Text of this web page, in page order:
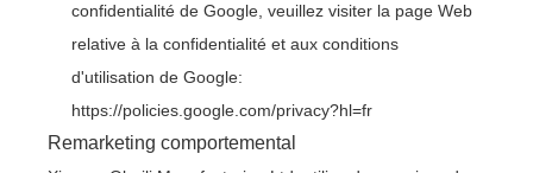
confidentialité de Google, veuillez visiter la page Web
relative à la confidentialité et aux conditions
d'utilisation de Google:
https://policies.google.com/privacy?hl=fr
Remarketing comportemental